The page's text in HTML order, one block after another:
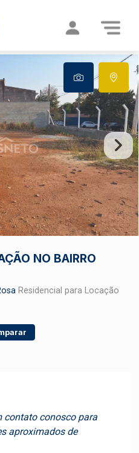
NO BAIRRO
Residencial para Locação
contato conosco para
aproximados de